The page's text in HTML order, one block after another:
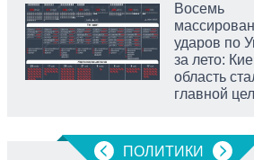
Восемь
ударов по
за лето:
область
главной
ПОЛИТИКИ